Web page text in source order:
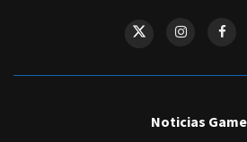
Noticias